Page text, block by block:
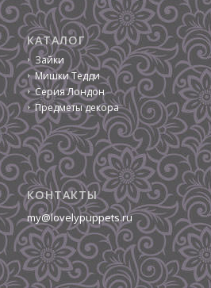
КАТАЛОГ
Зайки
Мишки Тедди
Серия Лондон
Предметы декора
КОНТАКТЫ
my@lovelypuppets.ru